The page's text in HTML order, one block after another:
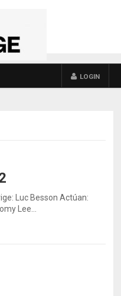
LOGIN
Luc Besson Actúan:
Lee…